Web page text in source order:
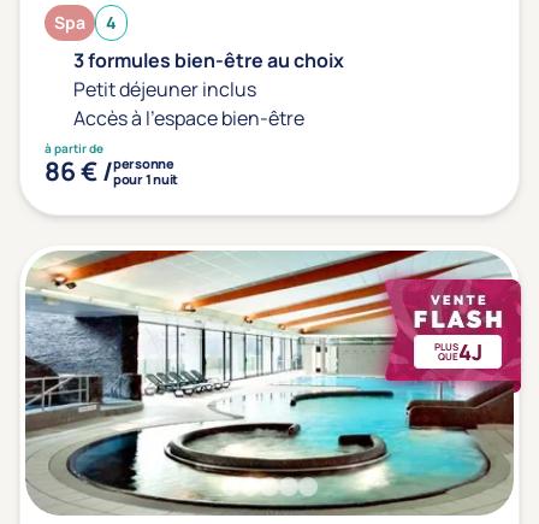
Spa 4
3 formules bien-être au choix
Petit déjeuner inclus
Accès à l'espace bien-être
à partir de
86 € /personne
pour 1 nuit
PLUS
QUE4J